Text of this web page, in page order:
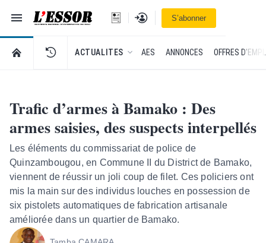
Navigation
L'Essor - retour à la une
Se connecterS’abonner
RETOUR À LA PAGE D’ACCUEIL DE L'ESSOR
ACTUALITES AES ANNONCES OFFRES
Trafic d’armes à Bamako : Des
armes saisies, des suspects interpellés
Les éléments du commissariat de police de
Quinzambougou, en Commune II du District de Bamako,
viennent de réussir un joli coup de filet. Ces policiers ont
mis la main sur des individus louches en possession de
six pistolets automatiques de fabrication artisanale
améliorée dans un quartier de Bamako.